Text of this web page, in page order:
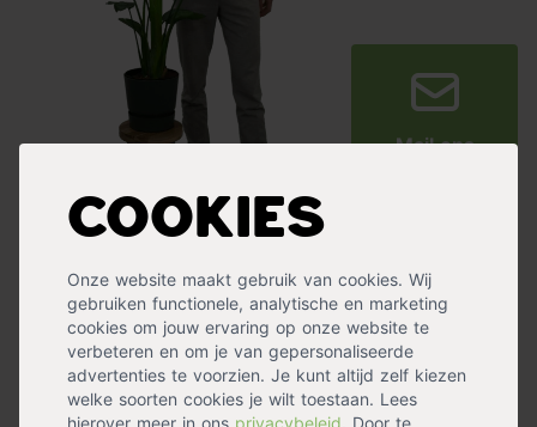
Cookies
Onze website maakt gebruik van cookies. Wij
gebruiken functionele, analytische en marketing
cookies om jouw ervaring op onze website te
verbeteren en om je van gepersonaliseerde
advertenties te voorzien. Je kunt altijd zelf kiezen
welke soorten cookies je wilt toestaan. Lees
hierover meer in ons privacybeleid. Door te
Mail ons
Super service prima service